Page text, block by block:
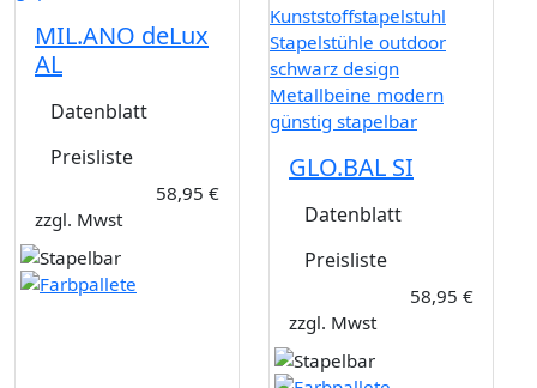
MIL.ANO deLux
AL
Datenblatt
Preisliste
58,95 €
zzgl. Mwst
GLO.BAL SI
Datenblatt
Preisliste
58,95 €
zzgl. Mwst